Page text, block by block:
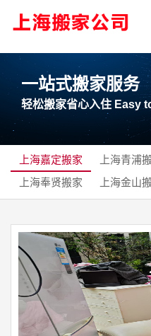
一站式搬家服务
轻松搬家省心入住 Easy
上海嘉定搬家 上海青浦
上海奉贤搬家
上海金山